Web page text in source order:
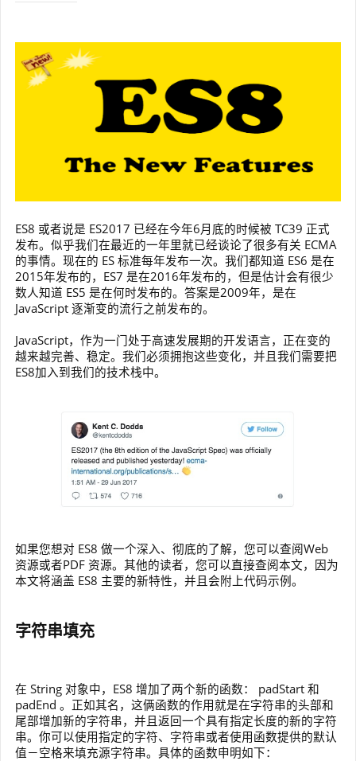
ES8 或者说是 ES2017 已经在今年6月底的时候被 TC39 正式
发布。似乎我们在最近的一年里就已经谈论了很多有关 ECMA
的事情。现在的 ES 标准每年发布一次。我们都知道 ES6 是在
2015年发布的，ES7 是在2016年发布的，但是估计会有很少
数人知道 ES5 是在何时发布的。答案是2009年，是在
JavaScript 逐渐变的流行之前发布的。
JavaScript，作为一门处于高速发展期的开发语言，正在变的
越来越完善、稳定。我们必须拥抱这些变化，并且我们需要把
ES8加入到我们的技术栈中。
如果您想对 ES8 做一个深入、彻底的了解，您可以查阅Web
资源或者PDF 资源。其他的读者，您可以直接查阅本文，因为
本文将涵盖 ES8 主要的新特性，并且会附上代码示例。
字符串填充
在 String 对象中，ES8 增加了两个新的函数： padStart 和
padEnd 。正如其名，这俩函数的作用就是在字符串的头部和
尾部增加新的字符串，并且返回一个具有指定长度的新的字符
串。你可以使用指定的字符、字符串或者使用函数提供的默认
值－空格来填充源字符串。具体的函数申明如下：